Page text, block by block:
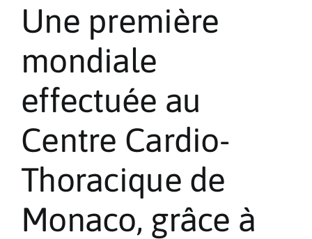
Une première
mondiale
effectuée au
Centre Cardio-
Thoracique de
Monaco, grâce à